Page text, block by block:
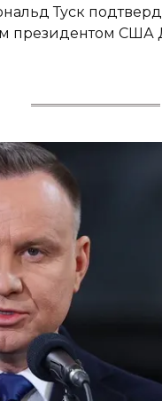
Туск
президентом